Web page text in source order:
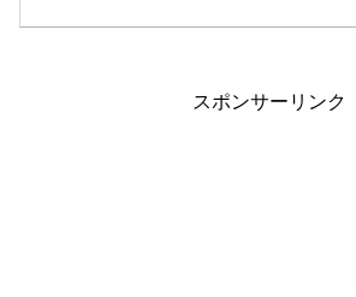
思っています。枯
スポンサーリンク